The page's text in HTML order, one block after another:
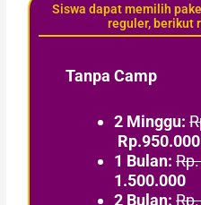
Siswa dapat memilih
reguler, berikut
Tanpa Camp
2 Minggu:
Rp.950.000
1 Bulan:
1.500.000
2 Bulan: